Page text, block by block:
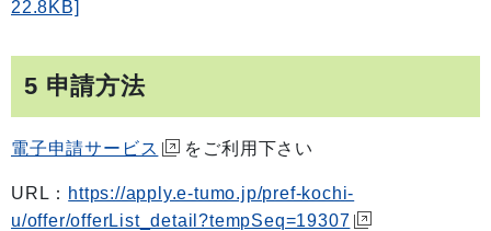
22.8KB]
5 申請方法
電子申請サービス をご利用下さい
URL： https://apply.e-tumo.jp/pref-kochi-
u/offer/offerList_detail?tempSeq=19307